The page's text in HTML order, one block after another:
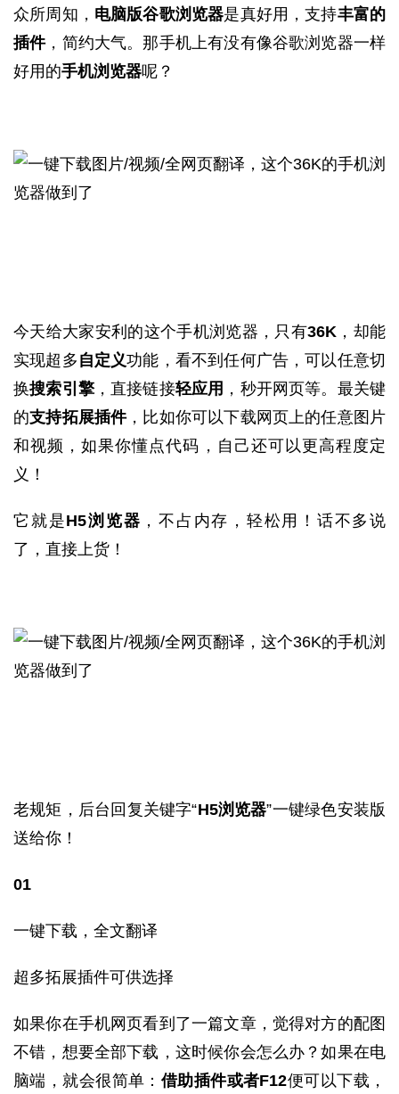
众所周知， 电脑版谷歌浏览器是真好用，支持丰富的
插件，简约大气。那手机上有没有像谷歌浏览器一样
好用的手机浏览器呢？
今天给大家安利的这个手机浏览器，只有36K ，却能
实现超多 自定义功能，看不到任何广告，可以任意切
换搜索引擎，直接链接轻应用 ，秒开网页等。最关键
的支持拓展插件，比如你可以下载网页上的任意图片
和视频，如果你懂点代码，自己还可以更高程度定
义！
它就是H5浏览器 ，不占内存，轻松用！话不多说
了，直接上货！
老规矩，后台回复关键字“H5浏览器”一键绿色安装版
送给你！
01
一键下载，全文翻译
超多拓展插件可供选择
如果你在手机网页看到了一篇文章，觉得对方的配图
不错，想要全部下载，这时候你会怎么办？如果在电
脑端，就会很简单： 借助插件或者F12便可以下载，